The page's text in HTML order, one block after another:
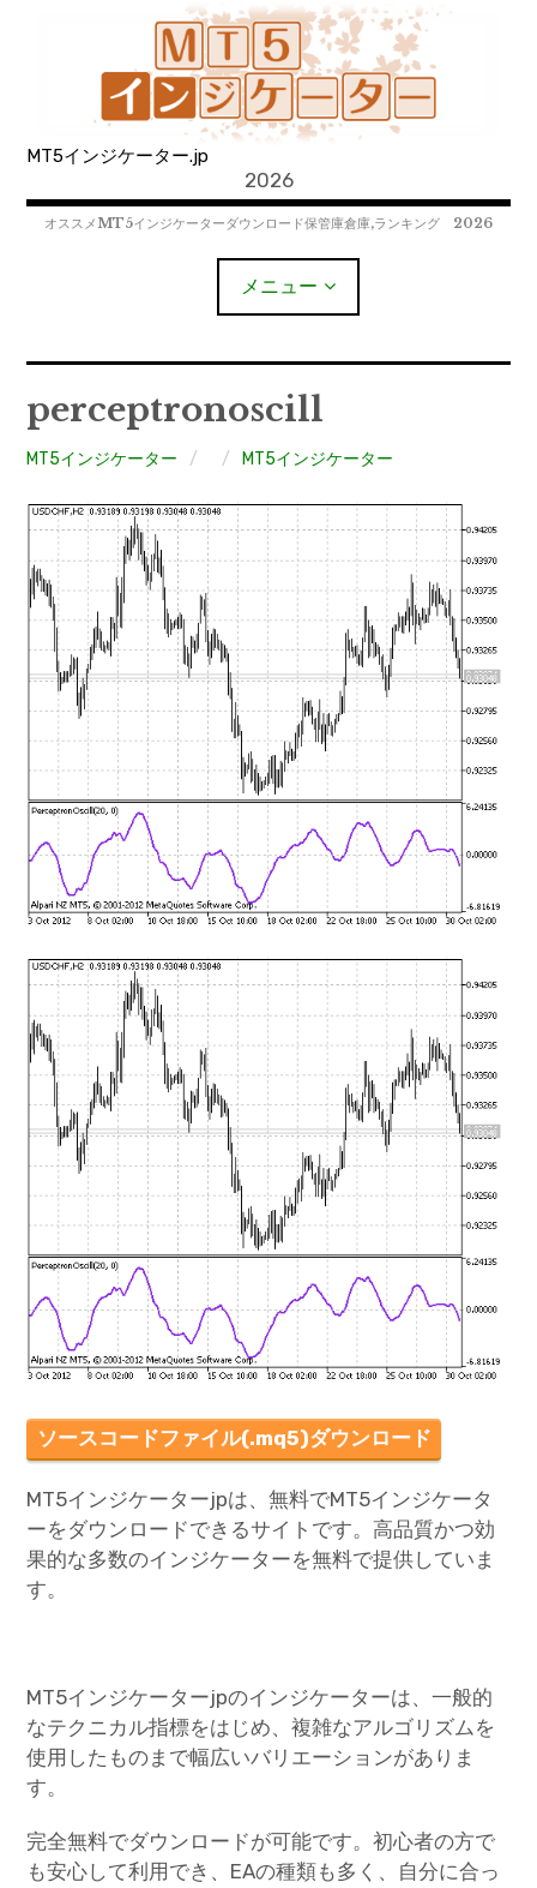
MT5インジケーター.jp
2026
オススメMT5インジケーターダウンロード保管庫倉庫,ランキング 2026
メニュー
MT4EAﾀﾞｳﾝﾛｰﾄﾞ
MT5EAﾀﾞｳﾝﾛｰﾄﾞ
MT4インジケーター
mqファイルをexファイルにする方法
perceptronoscill
MT5インジケーター MT5インジケーター
ソースコードファイル(.mq5)ダウンロード
MT5インジケーターjpは、無料でMT5インジケータ
ーをダウンロードできるサイトです。高品質かつ効
果的な多数のインジケーターを無料で提供していま
す。
MT5インジケーターjpのインジケーターは、一般的
なテクニカル指標をはじめ、複雑なアルゴリズムを
使用したものまで幅広いバリエーションがありま
す。
完全無料でダウンロードが可能です。初心者の方で
も安心して利用でき、EAの種類も多く、自分に合っ